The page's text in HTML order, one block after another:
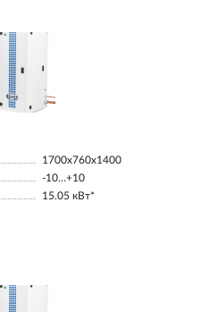
1700х760х1400
-10…+10
15.05 кВт*